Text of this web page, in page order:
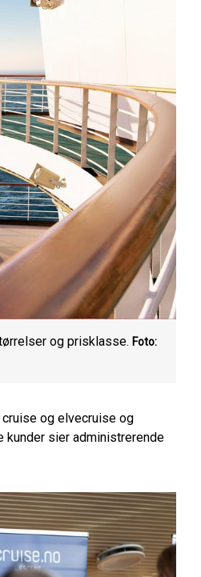
og prisklasse. Foto:
og elvecruise og
sier administrerende